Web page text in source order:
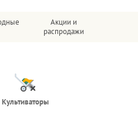
Акции и
распродажи
Культиваторы